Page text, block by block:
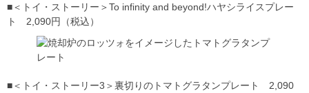
■＜トイ・ストーリー＞To infinity and beyond!ハヤシライスプレー
ト 2,090円（税込）
■＜トイ・ストーリー3＞裏切りのトマトグラタンプレート 2,090